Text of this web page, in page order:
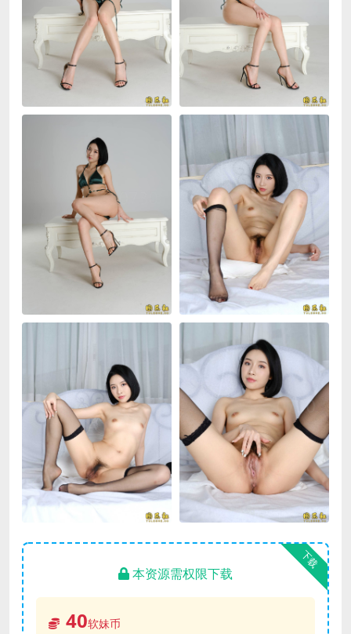
下载
本资源需权限下载
40软妹币